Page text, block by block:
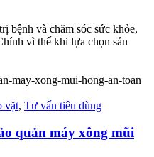
bệnh và chăm sóc sức khỏe,
vì thế khi lựa chọn sản
vặt, Tư vấn tiêu dùng
quản máy xông mũi